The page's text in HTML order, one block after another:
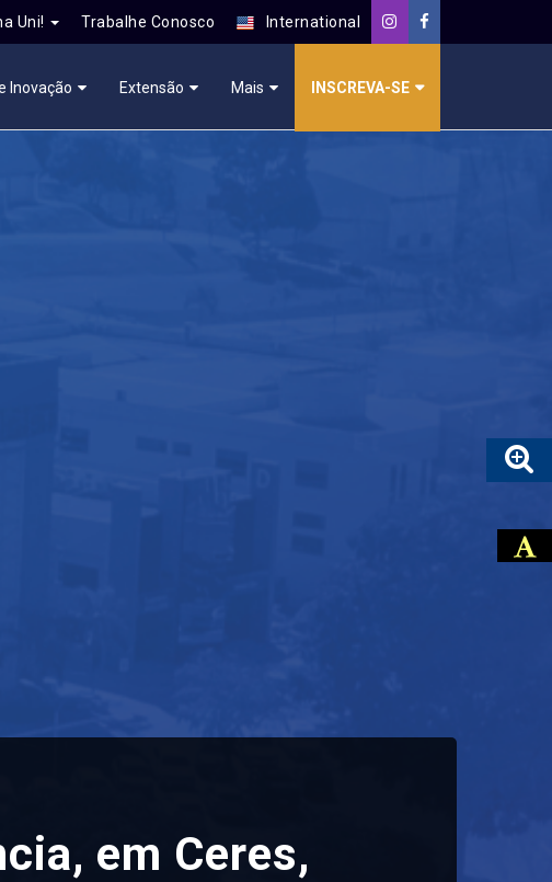
Uni! Trabalhe Conosco International
Inovação Extensão Mais INSCREVA-SE
em Ceres,